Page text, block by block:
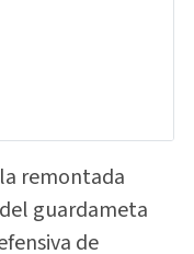
remontada
guardameta
de